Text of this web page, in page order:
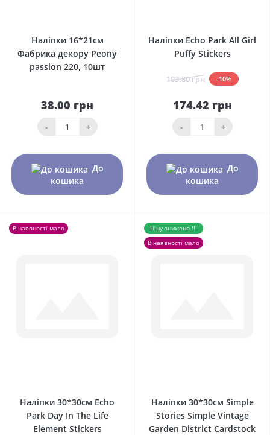
Наліпки 16*21см
Фабрика декору Peony
passion 220, 10шт
38.00 грн
- +
До
кошика
Наліпки Echo Park All Girl
Puffy Stickers
193.80 грн -10%
174.42 грн
- +
До
кошика
В наявності мало
Наліпки 30*30см Echo
Park Day In The Life
Element Stickers
Ціну знижено !!!
В наявності мало
Наліпки 30*30см Simple
Stories Simple Vintage
Garden District Cardstock